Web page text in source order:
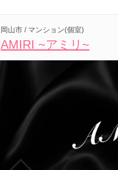
岡山市 / マンション(個室)
AMIRI ~アミリ~